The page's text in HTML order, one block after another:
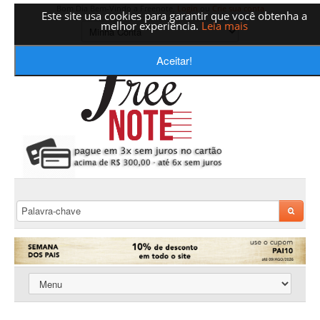
Este site usa cookies para garantir que você obtenha a
melhor experiência. Leia mais
Aceitar!